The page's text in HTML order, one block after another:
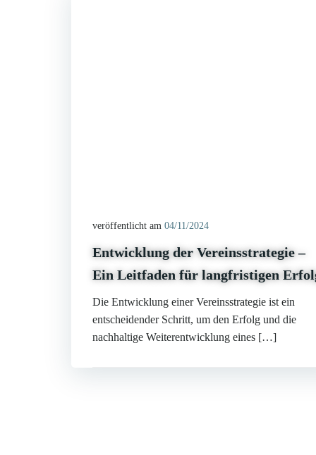
veröffentlicht am 04/11/2024
Entwicklung der Vereinsstrategie –
Ein Leitfaden für langfristigen
Die Entwicklung einer Vereinsstrategie ist ein
entscheidender Schritt, um den Erfolg und die
nachhaltige Weiterentwicklung eines […]